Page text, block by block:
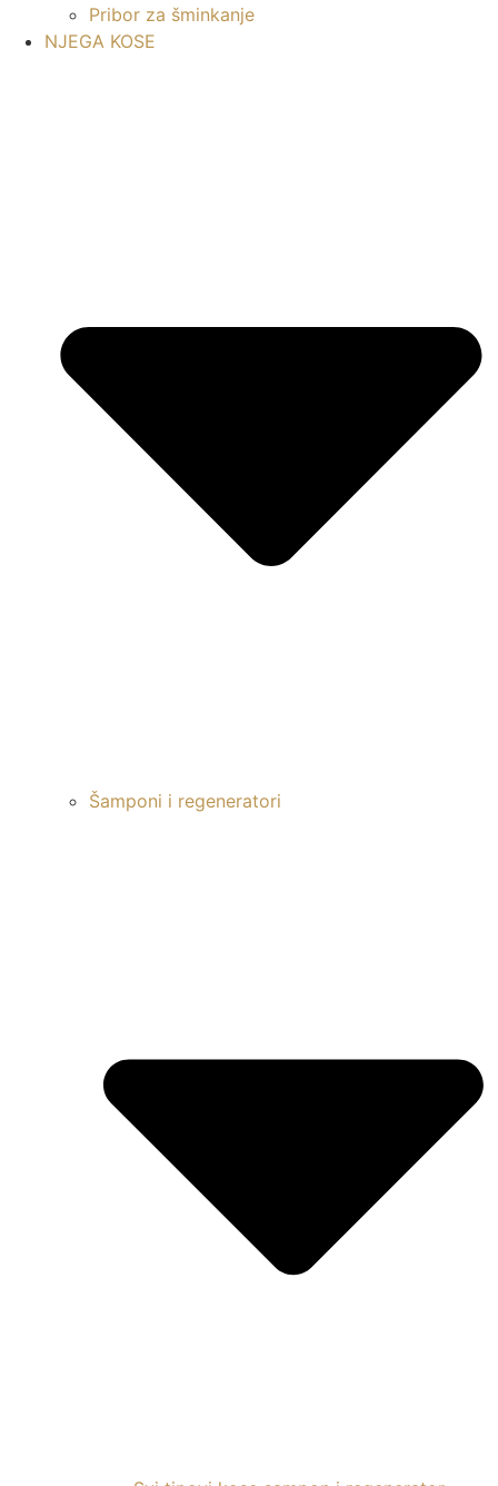
Pribor za šminkanje
NJEGA KOSE
Šamponi i regeneratori